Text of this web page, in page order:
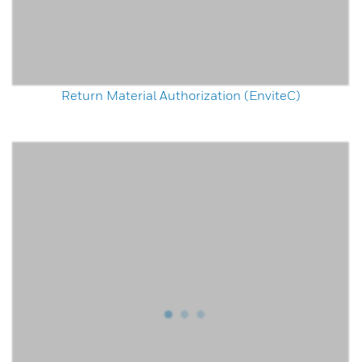
Return Material Authorization (EnviteC)